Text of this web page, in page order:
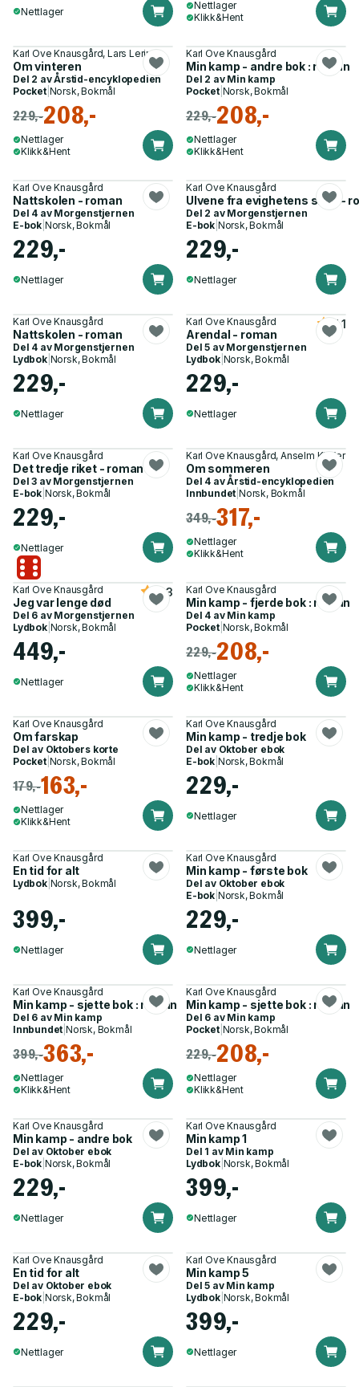
Nettlager
Nettlager
Klikk&Hent
Karl Ove Knausgård, Lars Lerin
Om vinteren
Del 2 avÅrstid-encyklopedien
Pocket| Norsk, Bokmål
229,-208,-
Nettlager
Klikk&Hent
Karl Ove Knausgård
Min kamp - andre bok : roman
Del 2 av Min kamp
Pocket| Norsk, Bokmål
229,-208,-
Nettlager
Klikk&Hent
Karl Ove Knausgård
Nattskolen - roman
Del 4 av Morgenstjernen
E-bok Norsk, Bokmål
229,-
Nettlager
Karl Ove Knausgård
Ulvene fra evighetens skog -
Del 2 av Morgenstjernen
E-bok Norsk, Bokmål
229,-
Nettlager
Karl Ove Knausgård
Nattskolen - roman
Del 4 av Morgenstjernen
Lydbok| Norsk, Bokmål
229,-
Nettlager
Karl Ove Knausgård
Arendal - roman
4.1
Del 5 av Morgenstjernen
Lydbok| Norsk, Bokmål
229,-
Nettlager
Karl Ove Knausgård
Det tredje riket - roman
Del 3 av Morgenstjernen
E-bok Norsk, Bokmål
229,-
Nettlager
Karl Ove Knausgård, Anselm Kiefer
Om sommeren
Del 4 avÅrstid-encyklopedien
Innbundet |Norsk, Bokmål
349,-317,-
Nettlager
Klikk&Hent
Karl Ove Knausgård
Jeg var lenge død
4.3
Del 6 av Morgenstjernen
Lydbok| Norsk, Bokmål
449,-
Nettlager
Karl Ove Knausgård
Min kamp - fjerde bok : roman
Del 4 av Min kamp
Pocket| Norsk, Bokmål
229,-208,-
Nettlager
Klikk&Hent
Karl Ove Knausgård
Om farskap
Del av Oktobers korte
Pocket| Norsk, Bokmål
179,-163,-
Nettlager
Klikk&Hent
Karl Ove Knausgård
Min kamp - tredje bok
Del av Oktober ebok
E-bok Norsk, Bokmål
229,-
Nettlager
Karl Ove Knausgård
En tid for alt
Lydbok| Norsk, Bokmål
399,-
Nettlager
Karl Ove Knausgård
Min kamp - første bok
Del av Oktober ebok
E-bok Norsk, Bokmål
229,-
Nettlager
Karl Ove Knausgård
Min kamp - sjette bok : roman
Del 6 av Min kamp
Innbundet |Norsk, Bokmål
399,-363,-
Nettlager
Klikk&Hent
Karl Ove Knausgård
Min kamp - sjette bok : roman
Del 6 av Min kamp
Pocket| Norsk, Bokmål
229,-208,-
Nettlager
Klikk&Hent
Karl Ove Knausgård
Min kamp - andre bok
Del av Oktober ebok
E-bok Norsk, Bokmål
229,-
Nettlager
Karl Ove Knausgård
Min kamp 1
Del 1 av Min kamp
Lydbok| Norsk, Bokmål
399,-
Nettlager
Karl Ove Knausgård
En tid for alt
Del av Oktober ebok
E-bok Norsk, Bokmål
229,-
Nettlager
Karl Ove Knausgård
Min kamp 5
Del 5 av Min kamp
Lydbok| Norsk, Bokmål
399,-
Nettlager